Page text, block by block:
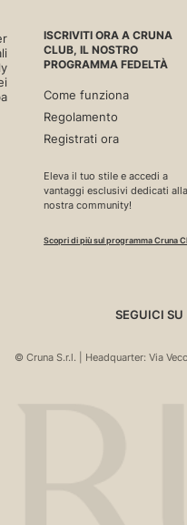
ISCRIVITI ORA A CRUNA
CLUB, IL NOSTRO
PROGRAMMA FEDELTÀ
Come funziona
Regolamento
Registrati ora
Eleva il tuo stile e accedi a
vantaggi esclusivi dedicati alla
nostra community!
Scopri di più sul programma Cruna
SEGUICI SU
© Cruna S.r.l. | Headquarter: Via